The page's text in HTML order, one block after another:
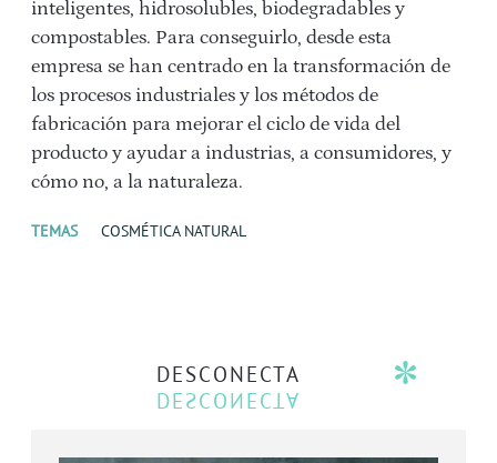
inteligentes, hidrosolubles, biodegradables y
compostables. Para conseguirlo, desde esta
empresa se han centrado en la transformación de
los procesos industriales y los métodos de
fabricación para mejorar el ciclo de vida del
producto y ayudar a industrias, a consumidores, y
cómo no, a la naturaleza.
TEMAS COSMÉTICA NATURAL
DESCONECTA